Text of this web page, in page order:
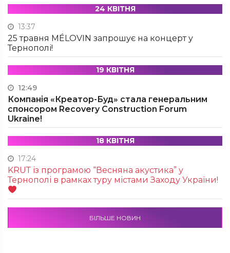
24 КВІТНЯ
13:37
25 травня MÉLOVIN запрошує на концерт у
Тернополі!
19 КВІТНЯ
12:49
Компанія «Креатор-Буд» стала генеральним
спонсором Recovery Construction Forum
Ukraine!
18 КВІТНЯ
17:24
KRUТ із програмою “Весняна акустика” у
Тернополі в рамках туру містами Заходу України!
БІЛЬШЕ НОВИН